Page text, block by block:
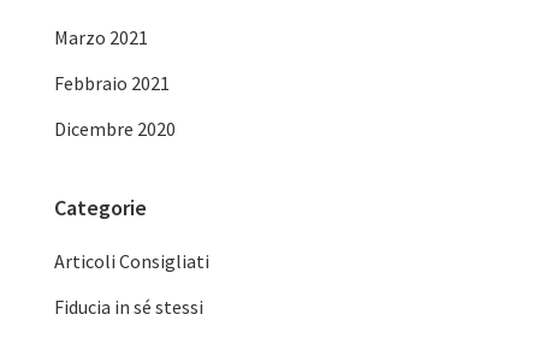
Marzo 2021
Febbraio 2021
Dicembre 2020
Categorie
Articoli Consigliati
Fiducia in sé stessi